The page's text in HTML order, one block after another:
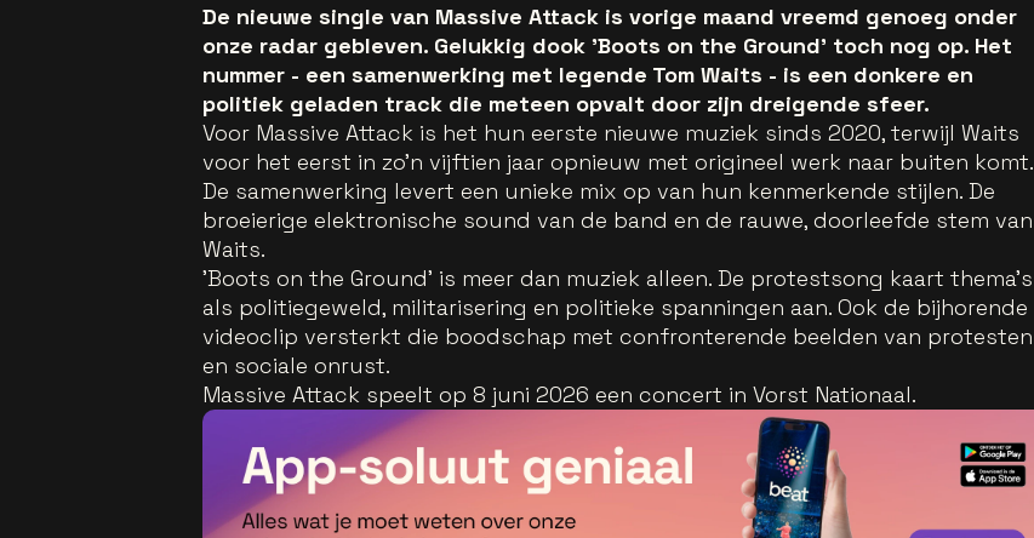
De nieuwe single van Massive Attack is vorige maand vreemd genoeg onder
onze radar gebleven. Gelukkig dook 'Boots on the Ground' toch nog op. Het
nummer - een samenwerking met legende Tom Waits - is een donkere en
politiek geladen track die meteen opvalt door zijn dreigende sfeer.
Voor Massive Attack is het hun eerste nieuwe muziek sinds 2020, terwijl Waits
voor het eerst in zo’n vijftien jaar opnieuw met origineel werk naar buiten komt.
De samenwerking levert een unieke mix op van hun kenmerkende stijlen. De
broeierige elektronische sound van de band en de rauwe, doorleefde stem van
Waits.
'Boots on the Ground' is meer dan muziek alleen. De protestsong kaart thema’s
als politiegeweld, militarisering en politieke spanningen aan. Ook de bijhorende
videoclip versterkt die boodschap met confronterende beelden van protesten
en sociale onrust.
Massive Attack speelt op 8 juni 2026 een concert in Vorst Nationaal.